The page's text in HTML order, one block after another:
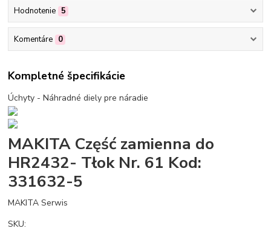
Hodnotenie 5
Komentáre 0
Kompletné špecifikácie
Úchyty - Náhradné diely pre náradie
MAKITA Część zamienna do
HR2432- Tłok Nr. 61 Kod:
331632-5
MAKITA Serwis
SKU: